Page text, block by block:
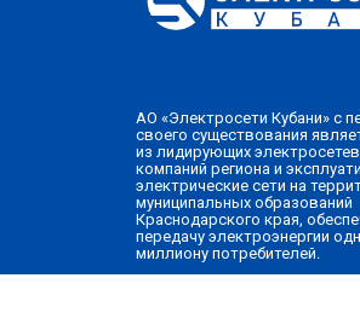
АО «Электросети Кубани» с
своего существования
из лидирующих
компаний региона и
электрические сети на
муниципальных образований
Краснодарского края,
передачу электроэнергии
миллиону потребителей.